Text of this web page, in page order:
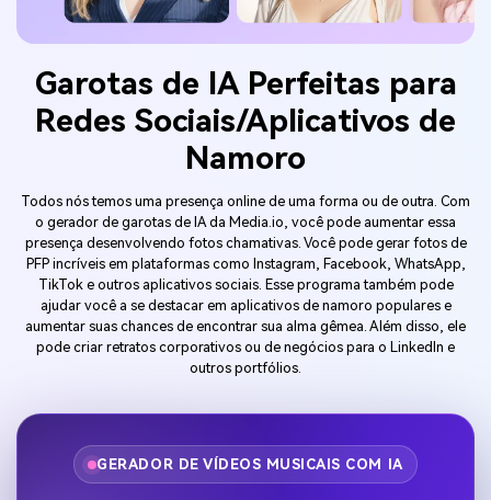
Garotas de IA Perfeitas para
Redes Sociais/Aplicativos de
Namoro
Todos nós temos uma presença online de uma forma ou de outra. Com
o gerador de garotas de IA da Media.io, você pode aumentar essa
presença desenvolvendo fotos chamativas. Você pode gerar fotos de
PFP incríveis em plataformas como Instagram, Facebook, WhatsApp,
TikTok e outros aplicativos sociais. Esse programa também pode
ajudar você a se destacar em aplicativos de namoro populares e
aumentar suas chances de encontrar sua alma gêmea. Além disso, ele
pode criar retratos corporativos ou de negócios para o LinkedIn e
outros portfólios.
GERADOR DE VÍDEOS MUSICAIS COM IA